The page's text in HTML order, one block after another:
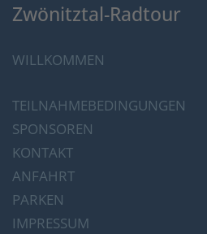
Zwönitztal-Radtour
WILLKOMMEN
TEILNAHMEBEDINGUNGEN
SPONSOREN
KONTAKT
ANFAHRT
PARKEN
IMPRESSUM